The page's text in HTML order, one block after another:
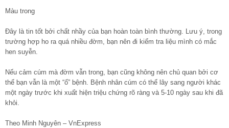
Màu trong
Đây là tin tốt bởi chất nhầy của bạn hoàn toàn bình thường. Lưu ý, trong
trường hợp ho ra quá nhiều đờm, bạn nên đi kiểm tra liệu mình có mắc
hen suyễn.
Nếu cảm cúm mà đờm vẫn trong, bạn cũng không nên chủ quan bởi cơ
thể bạn vẫn là một “ổ” bệnh. Bệnh nhân cúm có thể lây sang người khác
một ngày trước khi xuất hiện triệu chứng rõ ràng và 5-10 ngày sau khi đã
khỏi.
Theo Minh Nguyên – VnExpress